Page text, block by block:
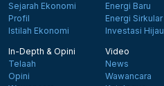
Sejarah Ekonomi
Profil
Istilah Ekonomi
Energi Baru
Energi Sirkular
Investasi Hijau
In-Depth & Opini
Telaah
Opini
Video
News
Wawancara